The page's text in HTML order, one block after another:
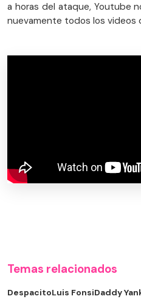
a horas del ataque, Youtube
nuevamente todos los videos
Temas relacionados
DespacitoLuis FonsiDaddy